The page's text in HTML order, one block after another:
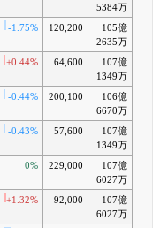
5384万
-1.75% 120,200
105億
2635万
+0.44% 64,600
107億
1349万
-0.44% 200,100
106億
6670万
-0.43% 57,600
107億
1349万
0% 229,000
107億
6027万
+1.32% 92,000
107億
6027万